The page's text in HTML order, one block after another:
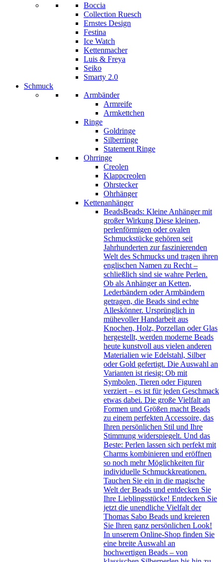
Boccia
Collection Ruesch
Ernstes Design
Festina
Ice Watch
Kettenmacher
Luis & Freya
Seiko
Smarty 2.0
Schmuck
Armbänder
Armreife
Armkettchen
Ringe
Goldringe
Silberringe
Statement Ringe
Ohrringe
Creolen
Klappcreolen
Ohrstecker
Ohrhänger
Kettenanhänger
BeadsBeads: Kleine Anhänger mit
großer Wirkung Diese kleinen,
perlenförmigen oder ovalen
Schmuckstücke gehören seit
Jahrhunderten zur faszinierenden
Welt des Schmucks und tragen ihren
englischen Namen zu Recht –
schließlich sind sie wahre Perlen.
Ob als Anhänger an Ketten,
Lederbändern oder Armbändern
getragen, die Beads sind echte
Alleskönner. Ursprünglich in
mühevoller Handarbeit aus
Knochen, Holz, Porzellan oder Glas
hergestellt, werden moderne Beads
heute kunstvoll aus vielen anderen
Materialien wie Edelstahl, Silber
oder Gold gefertigt. Die Auswahl an
Varianten ist riesig: Ob mit
Symbolen, Tieren oder Figuren
verziert – es ist für jeden Geschmack
etwas dabei. Die große Vielfalt an
Formen und Größen macht Beads
zu einem perfekten Accessoire, das
Ihren persönlichen Stil und Ihre
Stimmung widerspiegelt. Und das
Beste: Perlen lassen sich perfekt mit
Charms kombinieren und eröffnen
so noch mehr Möglichkeiten für
individuelle Schmuckkreationen.
Tauchen Sie ein in die magische
Welt der Beads und entdecken Sie
Ihre Lieblingsstücke! Entdecken Sie
jetzt die unendliche Vielfalt der
Thomas Sabo Beads und kreieren
Sie Ihren ganz persönlichen Look!
In unserem Online-Shop finden Sie
eine breite Auswahl an
hochwertigen Beads – von